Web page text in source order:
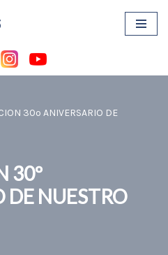
30º ANIVERSARIO DE
30º
DE NUESTRO